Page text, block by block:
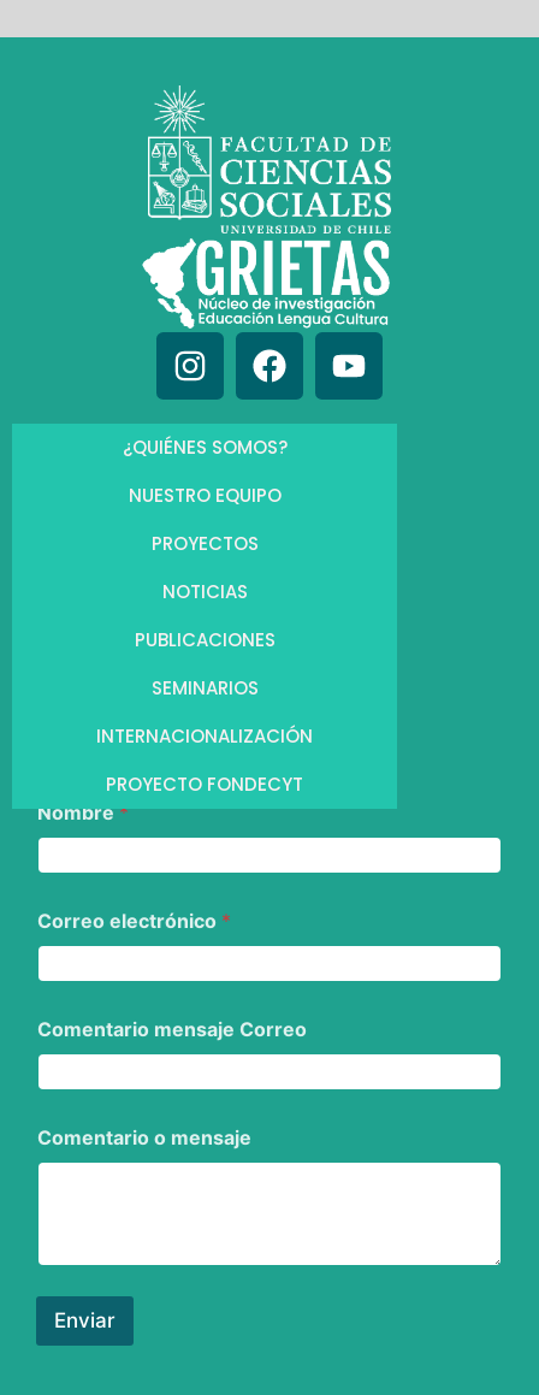
¿QUIÉNES SOMOS?
NUESTRO EQUIPO
PROYECTOS
NOTICIAS
PUBLICACIONES
SEMINARIOS
INTERNACIONALIZACIÓN
PROYECTO FONDECYT
Nombre*
Correo electrónico *
Comentario mensaje Correo
Comentario o mensaje
Enviar